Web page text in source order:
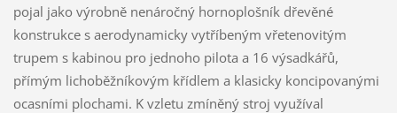
pojal jako výrobně nenáročný hornoplošník dřevěné
konstrukce s aerodynamicky vytříbeným vřetenovitým
trupem s kabinou pro jednoho pilota a 16 výsadkářů,
přímým lichoběžníkovým křídlem a klasicky koncipovanými
ocasními plochami. K vzletu zmíněný stroj využíval